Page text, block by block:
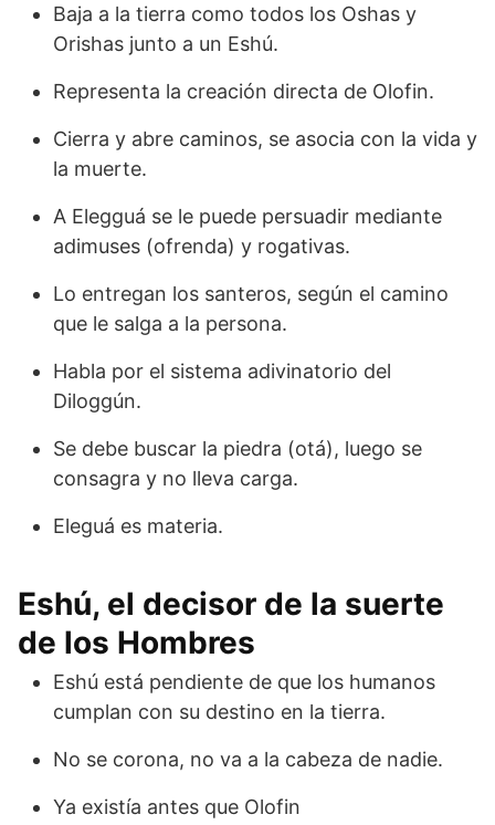
Baja a la tierra como todos los Oshas y
Orishas junto a un Eshú.
Representa la creación directa de Olofin.
Cierra y abre caminos, se asocia con la vida y
la muerte.
A Elegguá se le puede persuadir mediante
adimuses (ofrenda) y rogativas.
Lo entregan los santeros, según el camino
que le salga a la persona.
Habla por el sistema adivinatorio del
Diloggún.
Se debe buscar la piedra (otá), luego se
consagra y no lleva carga.
Eleguá es materia.
Eshú, el decisor de la suerte
de los Hombres
Eshú está pendiente de que los humanos
cumplan con su destino en la tierra.
No se corona, no va a la cabeza de nadie.
Ya existía antes que Olofin